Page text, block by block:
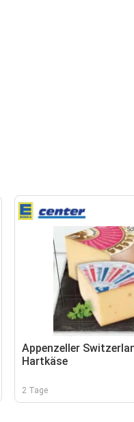
Appenzeller
Hartkäse
2 Tage